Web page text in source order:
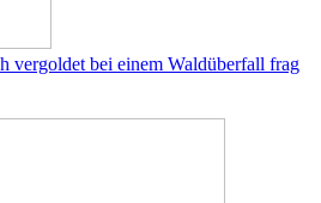
vergoldet bei einem Waldüberfall frag